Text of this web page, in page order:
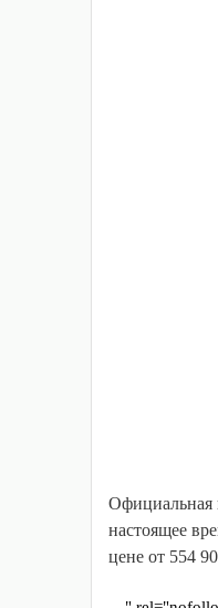
Официальная
настоящее
цене от 554